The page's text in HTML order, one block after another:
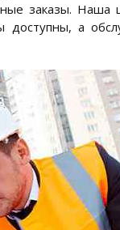
заказы. Наша
а